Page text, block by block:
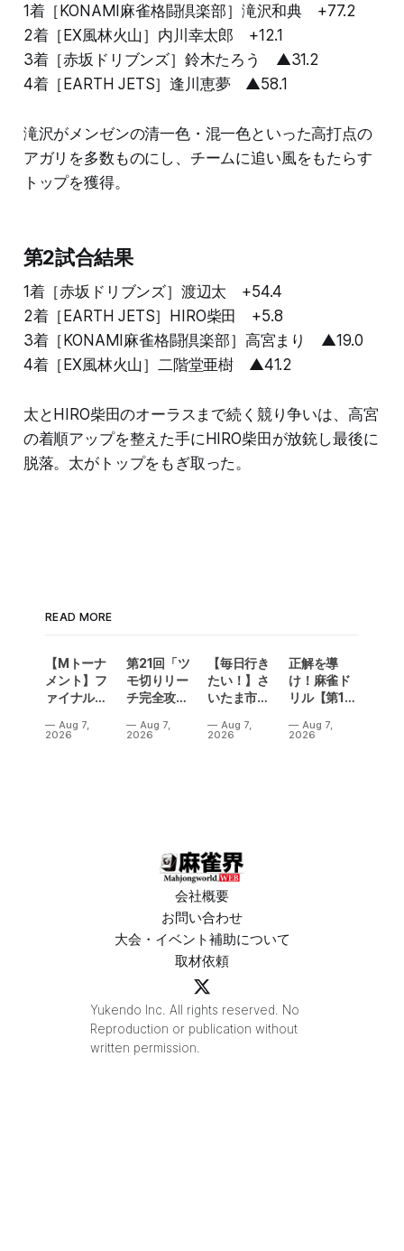
1着［KONAMI麻雀格闘倶楽部］滝沢和典 +77.2
2着［EX風林火山］内川幸太郎 +12.1
3着［赤坂ドリブンズ］鈴木たろう ▲31.2
4着［EARTH JETS］逢川恵夢 ▲58.1
滝沢がメンゼンの清一色・混一色といった高打点の
アガリを多数ものにし、チームに追い風をもたらす
トップを獲得。
第2試合結果
1着［赤坂ドリブンズ］渡辺太 +54.4
2着［EARTH JETS］HIRO柴田 +5.8
3着［KONAMI麻雀格闘倶楽部］高宮まり ▲19.0
4着［EX風林火山］二階堂亜樹 ▲41.2
太とHIRO柴田のオーラスまで続く競り争いは、高宮
の着順アップを整えた手にHIRO柴田が放銃し最後に
脱落。太がトップをもぎ取った。
READ MORE
【Mトーナ
メント】フ
ァイナル／2
ニバル！東
Aug 7,
2026
第21回「ツ
モ切りリー
チ完全攻
Aug 7,
2026
【毎日行き
たい！】さ
いたま市に
誕生！？
Aug 7,
2026
正解を導
け！麻雀ド
リル【第14
Aug 7,
2026
会社概要
お問い合わせ
大会・イベント補助について
取材依頼
Yukendo Inc. All rights reserved. No
Reproduction or publication without
written permission.